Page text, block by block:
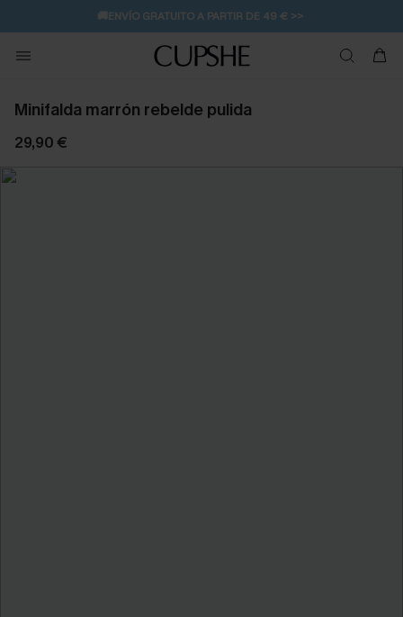
🚚ENVÍO GRATUITO A PARTIR DE 49 € >>
Minifalda marrón rebelde pulida
29,90 €